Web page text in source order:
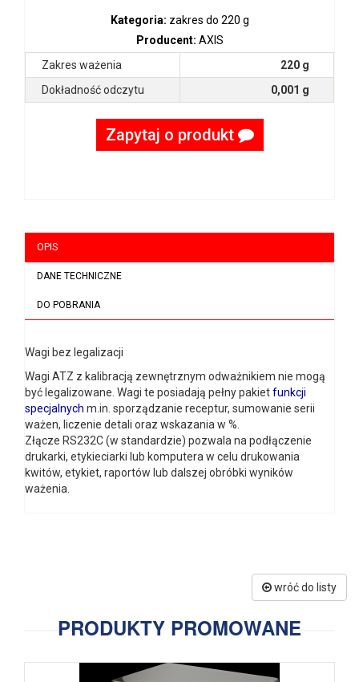
Kategoria: zakres do 220 g
Producent: AXIS
Zakres ważenia
220 g
Dokładność odczytu
0,001 g
Zapytaj o produkt
OPIS
DANE TECHNICZNE
DO POBRANIA
Wagi bez legalizacji
Wagi ATZ z kalibracją zewnętrznym odważnikiem nie mogą
być legalizowane. Wagi te posiadają pełny pakietfunkcji
specjalnych m.in. sporządzanie receptur, sumowanie serii
ważen, liczenie detali oraz wskazania w %.
Złącze RS232C (w standardzie) pozwala na podłączenie
drukarki, etykieciarki lub komputera w celu drukowania
kwitów, etykiet, raportów lub dalszej obróbki wyników
ważenia.
wróć do listy
PRODUKTY PROMOWANE